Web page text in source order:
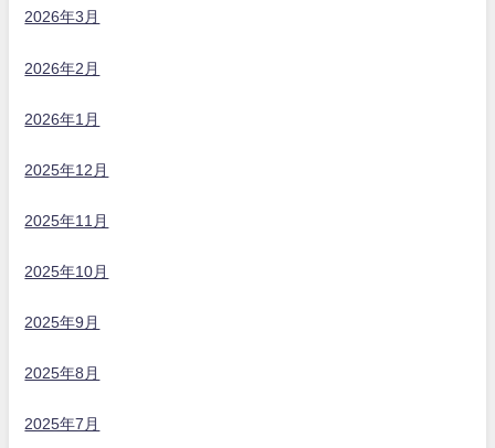
2026年3月
2026年2月
2026年1月
2025年12月
2025年11月
2025年10月
2025年9月
2025年8月
2025年7月